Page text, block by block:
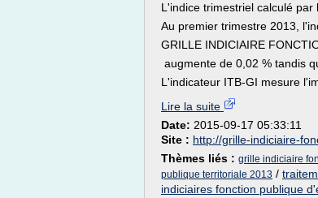
L'indice trimestriel calculé par
Au premier trimestre 2013,
GRILLE INDICIAIRE
augmente de 0,02 % tandis
L'indicateur ITB-GI mesure
Lire la suite
Date: 2015-09-17 05:33:11
Site : http://grille-indiciaire-
Thèmes liés : grille indiciaire
publique territoriale 2013 /
indiciaires fonction publique